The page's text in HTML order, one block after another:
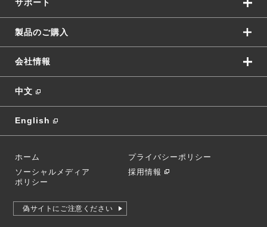
サポート
製品のご購入
会社情報
中文
English
ホーム
プライバシーポリシー
ソーシャルメディア
ポリシー
採用情報
偽サイトにご注意ください